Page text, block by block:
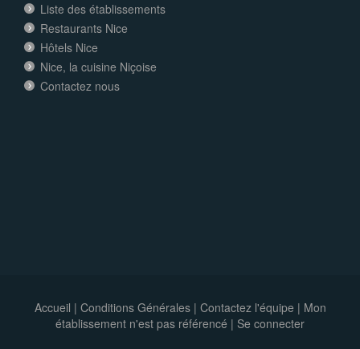
Liste des établissements
Restaurants Nice
Hôtels Nice
Nice, la cuisine Niçoise
Contactez nous
Accueil | Conditions Générales| Contactez l'équipe | Mon
établissement n'est pas référencé | Se connecter